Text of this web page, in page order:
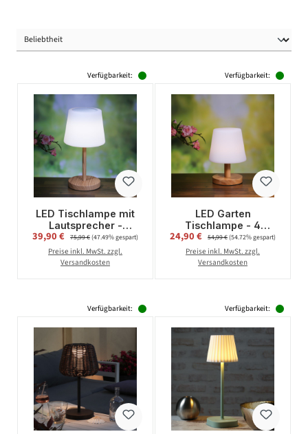
Verfügbarkeit:
LED Tischlampe mit
Lautsprecher -
Bluetooth -
wiederaufladbar - H:
38cm - für Terrasse,
Verkaufspreis:
39,90 € Regulärer Preis:
75,99 €(47.49% gespart)
Preise inkl. MwSt. zzgl.
Versandkosten
Verfügbarkeit:
LED Garten
Tischlampe - 4
Helligkeitsstufen -
dimmbar - H: 22cm -
wiederaufladbar per
Verkaufspreis:
24,90 € Regulärer Preis:
54,99 €(54.72% gespart)
Preise inkl. MwSt. zzgl.
Versandkosten
Verfügbarkeit: Verfügbarkeit: